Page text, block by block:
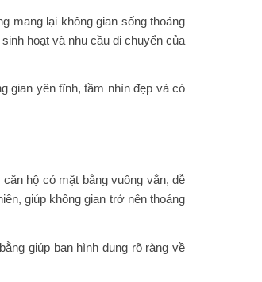
mang lại không gian sống thoáng
hoạt và nhu cầu di chuyển của
gian yên tĩnh, tầm nhìn đẹp và có
hộ có mặt bằng vuông vắn, dễ
giúp không gian trở nên thoáng
giúp bạn hình dung rõ ràng về